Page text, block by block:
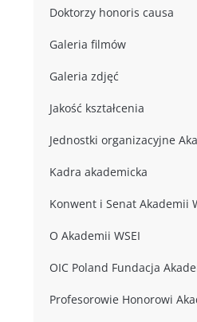
Doktorzy honoris causa
Galeria filmów
Galeria zdjęć
Jakość kształcenia
Jednostki organizacyjne
Kadra akademicka
Konwent i Senat Akademii
O Akademii WSEI
OIC Poland Fundacja
Profesorowie Honorowi